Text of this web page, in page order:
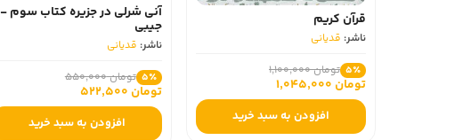
قرآن کریم
ناشر: قدیانی
5٪ تومان 1,100,000
تومان 1,045,000
افزودن به سبد خرید
آنی شرلی در جزیره کتاب سوم -
جیبی
ناشر: قدیانی
5٪ تومان 550,000
تومان 522,500
افزودن به سبد خرید